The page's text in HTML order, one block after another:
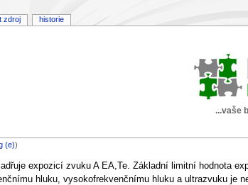
...vaše
(e))
expozicí zvuku A EA,Te. Základní limitní hodnota
hluku, vysokofrekvenčnímu hluku a ultrazvuku je
zdroj historie